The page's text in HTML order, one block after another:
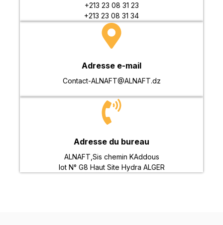
+213 23 08 31 23
+213 23 08 31 34
Adresse e-mail
Contact-ALNAFT@ALNAFT.dz
Adresse du bureau
ALNAFT,Sis chemin KAddous
lot N° G8 Haut Site Hydra ALGER